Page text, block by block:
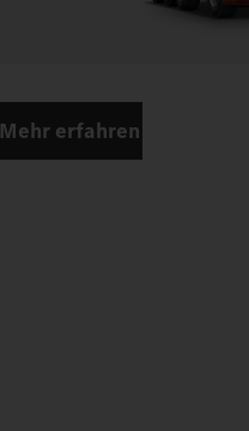
Mehr erfahren